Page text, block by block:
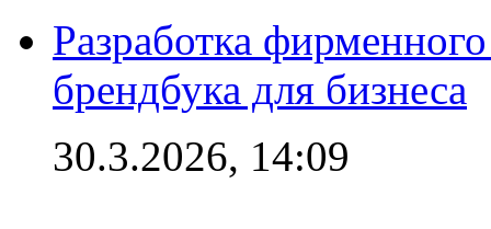
Разработка
брендбука для бизнеса
30.3.2026, 14:09